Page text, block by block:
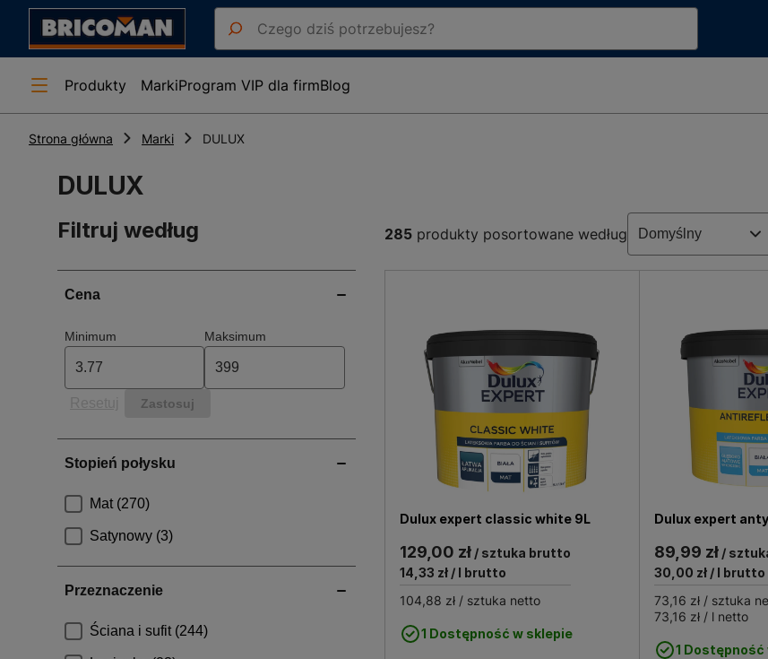
Produkty MarkiProgram VIP dla firmBlog
Strona główna Marki DULUX
DULUX
Filtruj według 285produkty posortowane według
Dulux expert classic white 9L
129,00 zł/ sztuka brutto
14,33 zł/ l brutto
104,88 zł/ sztuka netto
1 Dostępność w sklepie
Dulux expert
89,99 zł/
30,00 zł/ l brutto
73,16 zł/ sztuka
73,16 zł/ l netto
1 Dostępność